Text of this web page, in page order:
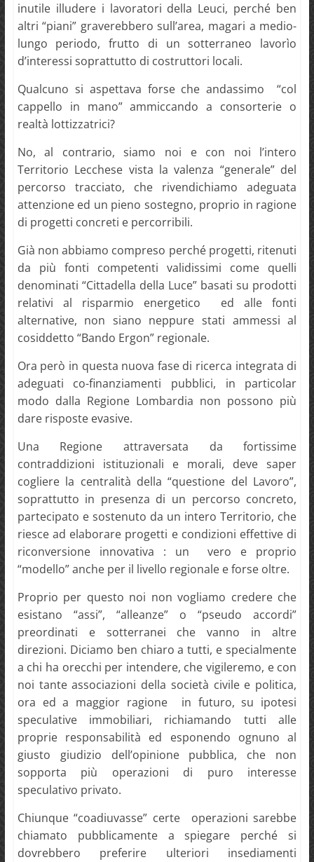
inutile illudere i lavoratori della Leuci, perché ben
altri “piani” graverebbero sull’area, magari a medio-
lungo periodo, frutto di un sotterraneo lavorìo
d’interessi soprattutto di costruttori locali.
Qualcuno si aspettava forse che andassimo “col
cappello in mano” ammiccando a consorterie o
realtà lottizzatrici?
No, al contrario, siamo noi e con noi l’intero
Territorio Lecchese vista la valenza “generale” del
percorso tracciato, che rivendichiamo adeguata
attenzione ed un pieno sostegno, proprio in ragione
di progetti concreti e percorribili.
Già non abbiamo compreso perché progetti, ritenuti
da più fonti competenti validissimi come quelli
denominati “Cittadella della Luce” basati su prodotti
relativi al risparmio energetico ed alle fonti
alternative, non siano neppure stati ammessi al
cosiddetto “Bando Ergon” regionale.
Ora però in questa nuova fase di ricerca integrata di
adeguati co-finanziamenti pubblici, in particolar
modo dalla Regione Lombardia non possono più
dare risposte evasive.
Una Regione attraversata da fortissime
contraddizioni istituzionali e morali, deve saper
cogliere la centralità della “questione del Lavoro”,
soprattutto in presenza di un percorso concreto,
partecipato e sostenuto da un intero Territorio, che
riesce ad elaborare progetti e condizioni effettive di
riconversione innovativa : un vero e proprio
“modello” anche per il livello regionale e forse oltre.
Proprio per questo noi non vogliamo credere che
esistano “assi”, “alleanze” o “pseudo accordi”
preordinati e sotterranei che vanno in altre
direzioni. Diciamo ben chiaro a tutti, e specialmente
a chi ha orecchi per intendere, che vigileremo, e con
noi tante associazioni della società civile e politica,
ora ed a maggior ragione in futuro, su ipotesi
speculative immobiliari, richiamando tutti alle
proprie responsabilità ed esponendo ognuno al
giusto giudizio dell’opinione pubblica, che non
sopporta più operazioni di puro interesse
speculativo privato.
Chiunque “coadiuvasse” certe operazioni sarebbe
chiamato pubblicamente a spiegare perché si
dovrebbero preferire ulteriori insediamenti